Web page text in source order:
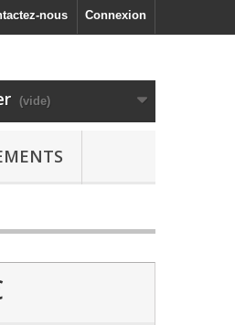
Connexion
nous
(vide)